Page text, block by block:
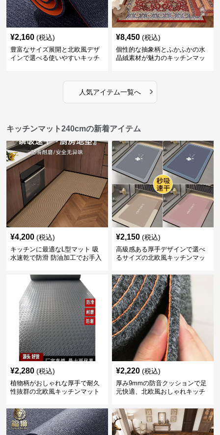
¥2,160 (税込)
豊富なサイズ展開と北欧風デザ
インで選べる使いやすいキッチ
¥8,450 (税込)
個性的な抽象柄とふかふかの水
晶絨素材が魅力のキッチンマッ
人気アイテム一覧へ ›
キッチンマット240cmの新着アイテム
¥4,200 (税込)
キッチンに最適なL型マット 吸
水速乾で防滑 防油加工でお手入
¥2,150 (税込)
高級感ある厚手デザインで選べ
るサイズの北欧風キッチンマッ
¥2,280 (税込)
植物柄がおしゃれな厚手で耐久
性抜群の北欧風キッチンマット
¥2,220 (税込)
厚み9mmの防音クッションで足
元快適、北欧風おしゃれキッチ